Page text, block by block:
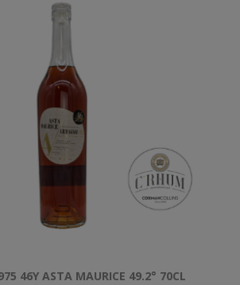
46Y ASTA MAURICE 49.2° 70CL